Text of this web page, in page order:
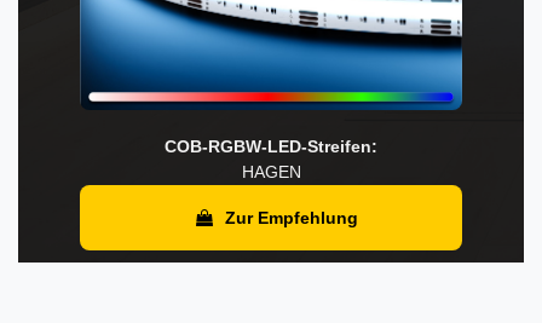
COB-RGBW-LED-Streifen:
HAGEN
Zur Empfehlung